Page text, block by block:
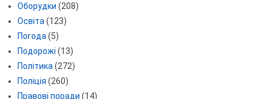
Оборудки (208)
Освіта (123)
Погода (5)
Подорожі (13)
Політика (272)
Поліція (260)
Правові поради (14)